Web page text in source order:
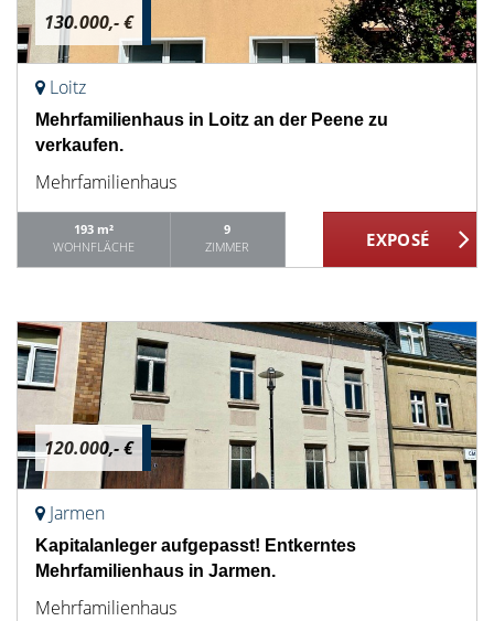
130.000,- €
Loitz
Mehrfamilienhaus in Loitz an der Peene zu
verkaufen.
Mehrfamilienhaus
193 m²
WOHNFLÄCHE
9
ZIMMER
120.000,- €
Jarmen
Kapitalanleger aufgepasst! Entkerntes
Mehrfamilienhaus in Jarmen.
Mehrfamilienhaus